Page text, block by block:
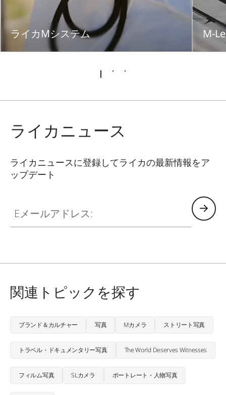
ライカMシステム M-
ライカニュース
ライカニュースに登録してライカの最新情報をア
ップデート
関連トピックを探す
ブランド＆カルチャー 写真 Mカメラ ストリート写真
トラベル・ドキュメンタリー写真 The World Deserves Witnesses
フィルム写真 SLカメラ ポートレート・人物写真